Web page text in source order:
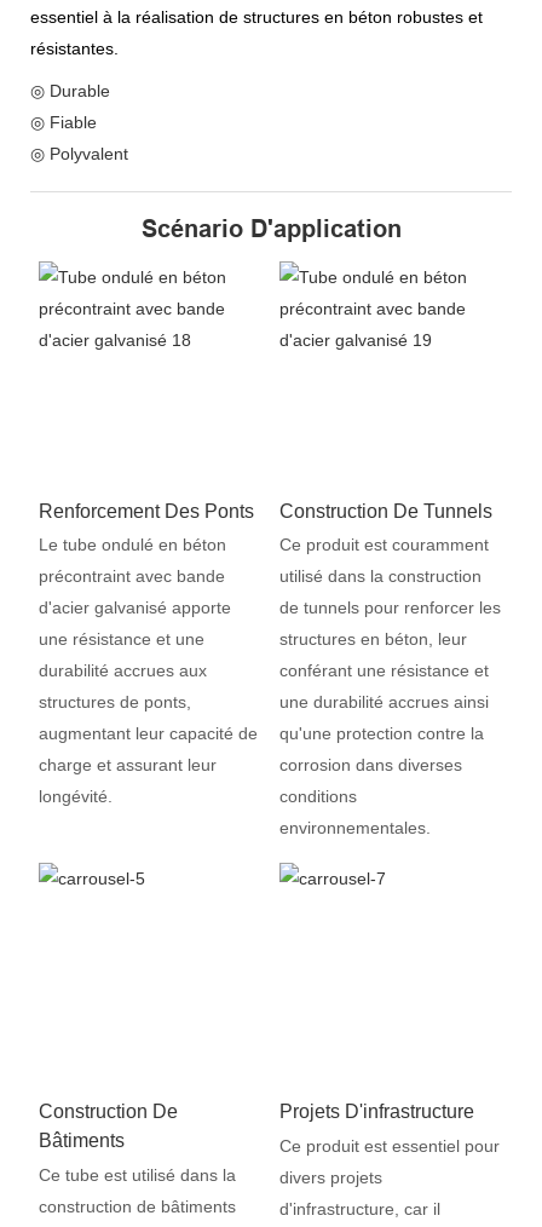
essentiel à la réalisation de structures en béton robustes et
résistantes.
◎ Durable
◎ Fiable
◎ Polyvalent
Scénario D'application
Renforcement Des Ponts
Le tube ondulé en béton
précontraint avec bande
d'acier galvanisé apporte
une résistance et une
durabilité accrues aux
structures de ponts,
augmentant leur capacité de
charge et assurant leur
longévité.
Construction De Tunnels
Ce produit est couramment
utilisé dans la construction
de tunnels pour renforcer les
structures en béton, leur
conférant une résistance et
une durabilité accrues ainsi
qu'une protection contre la
corrosion dans diverses
conditions
environnementales.
Construction De
Bâtiments
Ce tube est utilisé dans la
construction de bâtiments
Projets D'infrastructure
Ce produit est essentiel pour
divers projets
d'infrastructure, car il